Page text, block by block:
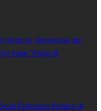
Berhasil Ditemukan dan
Sama Warga &
Dokumen Penting di